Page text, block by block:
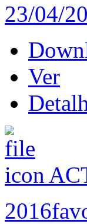
23/04/
Ver
2016